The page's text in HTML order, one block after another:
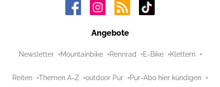
Angebote
Newsletter Mountainbike Rennrad E-Bike Klettern
Reiten Themen A-Z outdoor Pur Pur-Abo hier kündigen